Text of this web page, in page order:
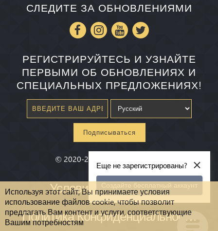
Используя этот сайт, Вы принимаете условия
использование файлов cookie, чтобы позволит
предлагать Вам контент и услуги, соответствующие
Вашим потребностям
СЛЕДИТЕ ЗА ОБНОВЛЕНИЯМИ
РЕГИСТРИРУЙТЕСЬ И УЗНАЙТЕ
ПЕРВЫМИ ОБ ОБНОВЛЕНИЯХ И
СПЕЦИАЛЬНЫХ ПРЕДЛОЖЕНИЯХ!
Подписываться
© 2020-2026
Условия и Положения
Политика Конфиденциальности
×
Еще не зарегистрированы?
Создайте бесплатный аккаунт